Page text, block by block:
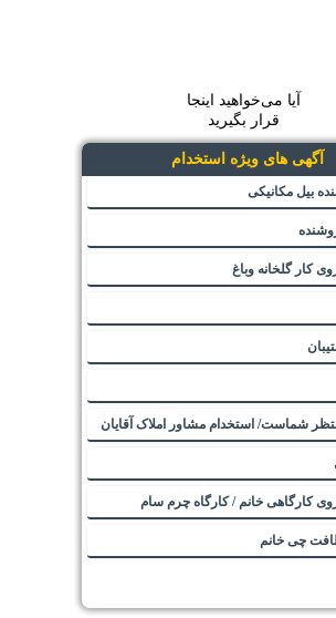
آیا می‌خواهید اینجا
قرار بگیرید
آگهی های ویژه استخدام
بیل مکانیکی
کار گلخانه وباغ
شماست/ استخدام مشاور املاک آقایان
کارگاهی خانم / کارگاه چرم سام
چی خانم